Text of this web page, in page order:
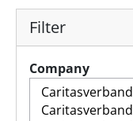
Filter
Company